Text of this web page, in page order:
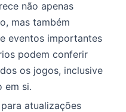
não apenas
mas também
eventos importantes
podem conferir
os jogos, inclusive
em si.
atualizações